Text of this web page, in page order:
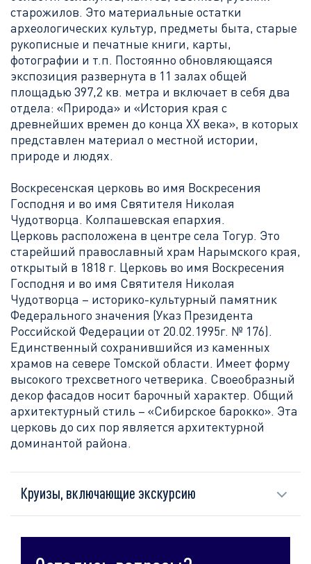
старожилов. Это материальные остатки
археологических культур, предметы быта, старые
рукописные и печатные книги, карты,
фотографии и т.п. Постоянно обновляющаяся
экспозиция развернута в 11 залах общей
площадью 397,2 кв. метра и включает в себя два
отдела: «Природа» и «История края с
древнейших времен до конца XX века», в которых
представлен материал о местной истории,
природе и людях.
Воскресенская церковь во имя Воскресения
Господня и во имя Святителя Николая
Чудотворца. Колпашевская епархия.
Церковь расположена в центре села Тогур. Это
старейший православный храм Нарымского края,
открытый в 1818 г. Церковь во имя Воскресения
Господня и во имя Святителя Николая
Чудотворца – историко-культурный памятник
Федерального значения (Указ Президента
Российской Федерации от 20.02.1995г. № 176).
Единственный сохранившийся из каменных
храмов на севере Томской области. Имеет форму
высокого трехсветного четверика. Своеобразный
декор фасадов носит барочный характер. Общий
архитектурный стиль – «Сибирское барокко». Эта
церковь до сих пор является архитектурной
доминантой района.
Круизы, включающие экскурсию